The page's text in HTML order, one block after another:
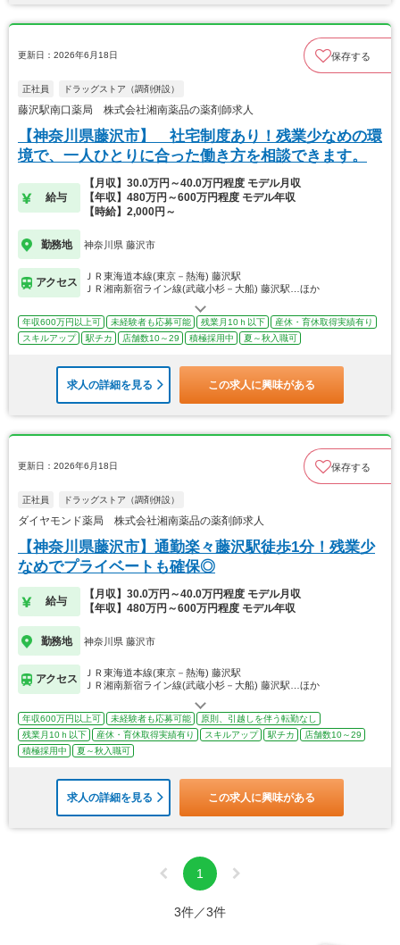
更新日：2026年6月18日 保存する
正社員 ドラッグストア（調剤併設）
藤沢駅南口薬局 株式会社湘南薬品の薬剤師求人
【神奈川県藤沢市】 社宅制度あり！残業少なめの環
境で、一人ひとりに合った働き方を相談できます。
給与
【月収】30.0万円～40.0万円程度 モデル月収
【年収】480万円～600万円程度 モデル年収
【時給】2,000円～
勤務地 神奈川県 藤沢市
アクセス
ＪＲ東海道本線(東京－熱海) 藤沢駅
ＪＲ湘南新宿ライン線(武蔵小杉－大船) 藤沢駅…ほか
年収600万円以上可 未経験者も応募可能 残業月10ｈ以下
産休・育休取得実績有り
スキルアップ
駅チカ 店舗数10～29 積極採用中 夏～秋入職可
求人の詳細を見る この求人に興味がある
更新日：2026年6月18日 保存する
正社員 ドラッグストア（調剤併設）
ダイヤモンド薬局 株式会社湘南薬品の薬剤師求人
【神奈川県藤沢市】通勤楽々藤沢駅徒歩1分！残業少
なめでプライベートも確保◎
給与
【月収】30.0万円～40.0万円程度 モデル月収
【年収】480万円～600万円程度 モデル年収
勤務地 神奈川県 藤沢市
アクセス
ＪＲ東海道本線(東京－熱海) 藤沢駅
ＪＲ湘南新宿ライン線(武蔵小杉－大船) 藤沢駅…ほか
年収600万円以上可 未経験者も応募可能
原則、引越しを伴う転勤なし
残業月10ｈ以下
産休・育休取得実績有り スキルアップ 駅チカ
店舗数10～29
積極採用中
夏～秋入職可
求人の詳細を見る この求人に興味がある
1
3件／3件